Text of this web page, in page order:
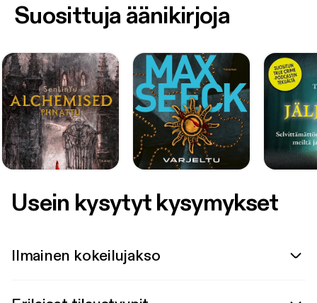
Suosittuja äänikirjoja
Usein kysytyt kysymykset
Ilmainen kokeilujakso